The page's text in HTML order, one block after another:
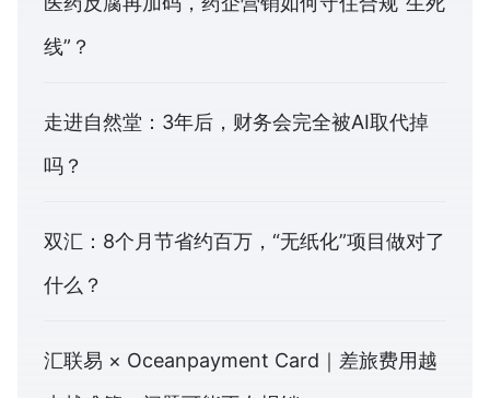
线”？
走进自然堂：3年后，财务会完全被AI取代掉
吗？
双汇：8个月节省约百万，“无纸化”项目做对了
什么？
汇联易 × Oceanpayment Card｜差旅费用越